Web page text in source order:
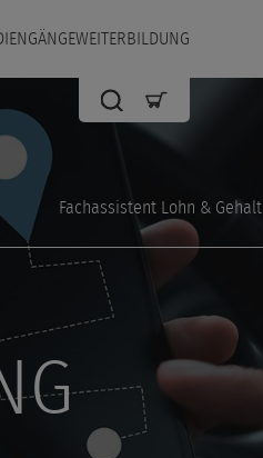
WEITERBILDUNG
Fachassistent Lohn & Gehalt